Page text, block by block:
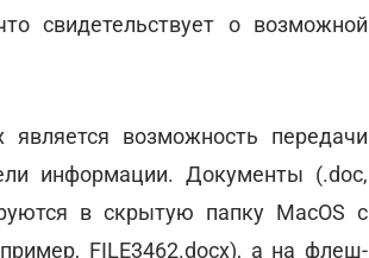
свидетельствует о возможной
возможность передачи
информации. Документы (.doc,
в скрытую папку MacOS с
FILE3462.docx), а на флеш-